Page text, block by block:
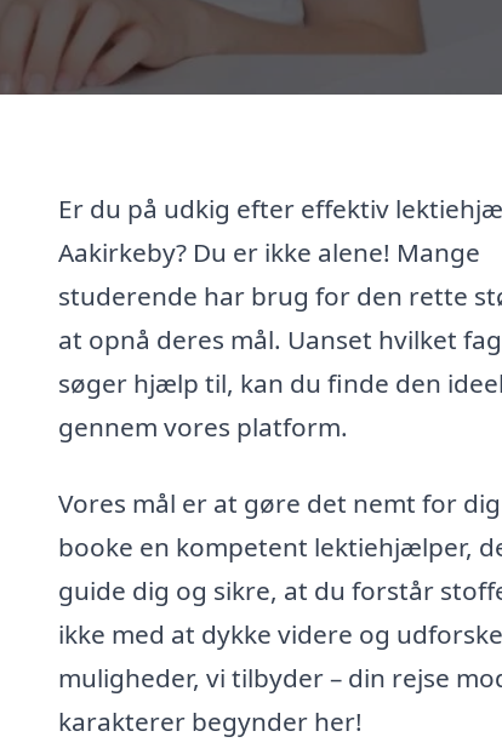
Er du på udkig efter effektiv
Aakirkeby? Du er ikke alene! Mange
studerende har brug for den rette
at opnå deres mål. Uanset hvilket
søger hjælp til, kan du finde den
gennem vores platform.
Vores mål er at gøre det nemt for
booke en kompetent lektiehjælper,
guide dig og sikre, at du forstår
ikke med at dykke videre og
muligheder, vi tilbyder – din rejse
karakterer begynder her!